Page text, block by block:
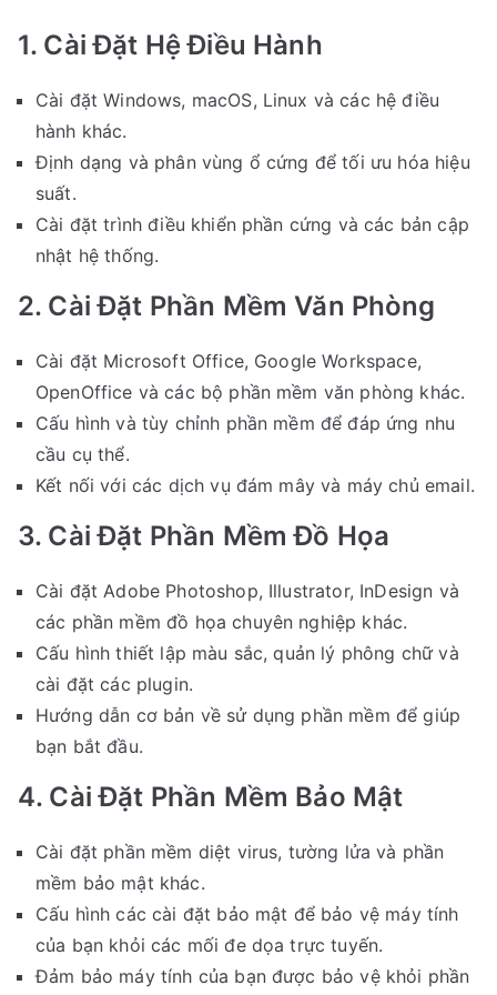
1. Cài Đặt Hệ Điều Hành
Cài đặt Windows, macOS, Linux và các hệ điều
hành khác.
Định dạng và phân vùng ổ cứng để tối ưu hóa hiệu
suất.
Cài đặt trình điều khiển phần cứng và các bản cập
nhật hệ thống.
2. Cài Đặt Phần Mềm Văn Phòng
Cài đặt Microsoft Office, Google Workspace,
OpenOffice và các bộ phần mềm văn phòng khác.
Cấu hình và tùy chỉnh phần mềm để đáp ứng nhu
cầu cụ thể.
Kết nối với các dịch vụ đám mây và máy chủ email.
3. Cài Đặt Phần Mềm Đồ Họa
Cài đặt Adobe Photoshop, Illustrator, InDesign và
các phần mềm đồ họa chuyên nghiệp khác.
Cấu hình thiết lập màu sắc, quản lý phông chữ và
cài đặt các plugin.
Hướng dẫn cơ bản về sử dụng phần mềm để giúp
bạn bắt đầu.
4. Cài Đặt Phần Mềm Bảo Mật
Cài đặt phần mềm diệt virus, tường lửa và phần
mềm bảo mật khác.
Cấu hình các cài đặt bảo mật để bảo vệ máy tính
của bạn khỏi các mối đe dọa trực tuyến.
Đảm bảo máy tính của bạn được bảo vệ khỏi phần